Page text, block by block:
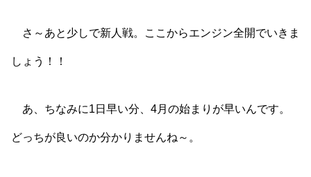
さ～あと少しで新人戦。ここからエンジン全開でいきま
しょう！！
あ、ちなみに1日早い分、4月の始まりが早いんです。
どっちが良いのか分かりませんね～。